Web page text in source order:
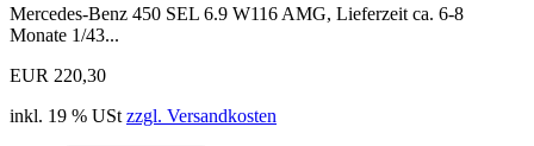
Mercedes-Benz 450 SEL 6.9 W116 AMG, Lieferzeit ca. 6-8
Monate 1/43...
EUR 220,30
inkl. 19 % USt zzgl. Versandkosten